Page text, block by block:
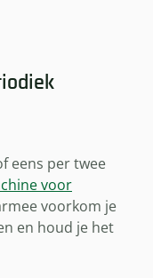
eens per twee
voor
voorkom je
en houd je het